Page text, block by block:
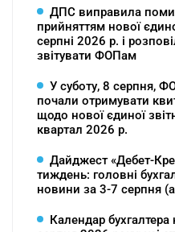
ДПС виправила
прийняттям нової
серпні 2026 р. і
звітувати ФОПам
У суботу, 8 серпня,
почали отримувати
щодо нової єдиної
квартал 2026 р.
Дайджест «Дебет-
тиждень: головні
новини за 3-7 серпня
Календар